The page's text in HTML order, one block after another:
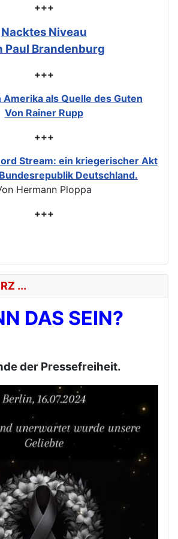
+++
Nacktes Niveau
Paul Brandenburg
+++
Amerika als Quelle des Guten
Von Rainer Rupp
+++
Stream: ein kriegerischer Akt
Deutschland.
Hermann Ploppa
+++
...
DAS SEIN?
der Pressefreiheit.